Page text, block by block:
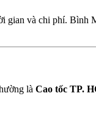
gian và chi phí.
là Cao tốc TP.